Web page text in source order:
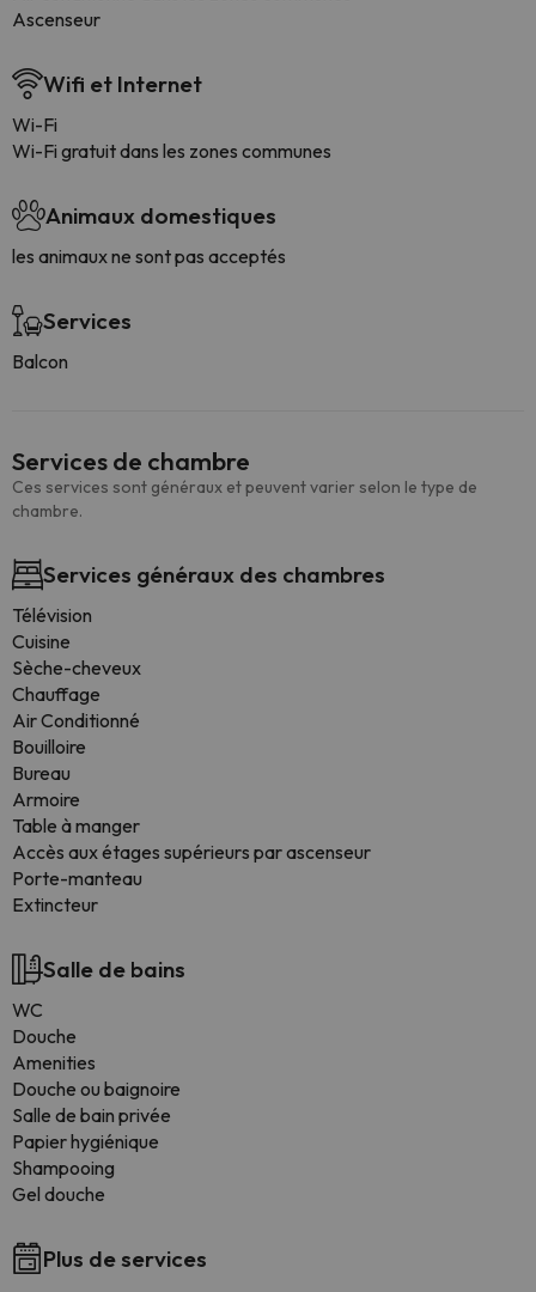
Ascenseur
Wifi et Internet
Wi-Fi
Wi-Fi gratuit dans les zones communes
Animaux domestiques
les animaux ne sont pas acceptés
Services
Balcon
Services de chambre
Ces services sont généraux et peuvent varier selon le type de
chambre.
Services généraux des chambres
Télévision
Cuisine
Sèche-cheveux
Chauffage
Air Conditionné
Bouilloire
Bureau
Armoire
Table à manger
Accès aux étages supérieurs par ascenseur
Porte-manteau
Extincteur
Salle de bains
WC
Douche
Amenities
Douche ou baignoire
Salle de bain privée
Papier hygiénique
Shampooing
Gel douche
Plus de services